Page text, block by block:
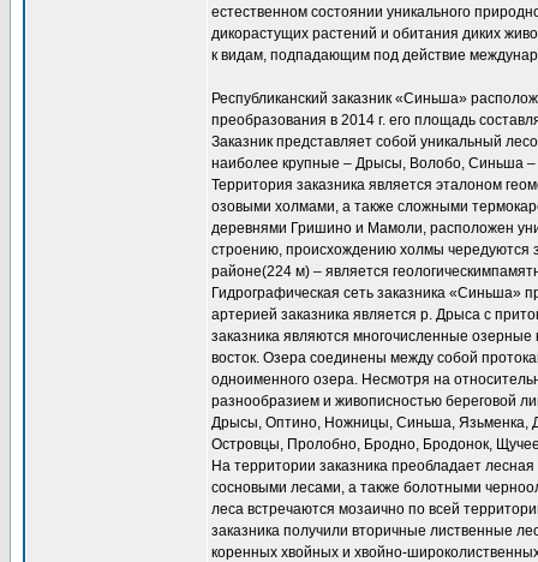
естественном состоянии уникального
дикорастущих растений и обитания диких
к видам, подпадающим под действие
Республиканский заказник «Синьша»
преобразования в 2014 г. его площадь
Заказник представляет собой уникальный
наиболее крупные – Дрысы, Волобо, Синьша
Территория заказника является эталоном
озовыми холмами, а также сложными
деревнями Гришино и Мамоли, расположен
строению, происхождению холмы чередуются
районе(224 м) – является
Гидрографическая сеть заказника «Синьша»
артерией заказника является р. Дрыса с
заказника являются многочисленные
восток. Озера соединены между собой
одноименного озера. Несмотря на
разнообразием и живописностью береговой
Дрысы, Оптино, Ножницы, Синьша, Язьменка,
Островцы, Пролобно, Бродно, Бродонок,
На территории заказника преобладает
сосновыми лесами, а также болотными
леса встречаются мозаично по всей
заказника получили вторичные лиственные
коренных хвойных и хвойно-